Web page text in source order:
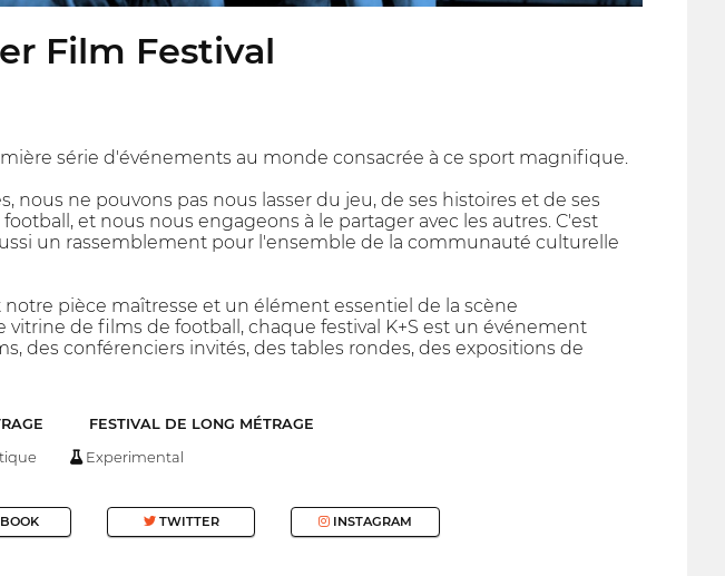
Film Festival
série d'événements au monde consacrée à ce sport magnifique.
nous ne pouvons pas nous lasser du jeu, de ses histoires et de ses
et nous nous engageons à le partager avec les autres. C'est
un rassemblement pour l'ensemble de la communauté culturelle
notre pièce maîtresse et un élément essentiel de la scène
de films de football, chaque festival K+S est un événement
des conférenciers invités, des tables rondes, des expositions de
FESTIVAL DE LONG MÉTRAGE
Experimental
TWITTER INSTAGRAM